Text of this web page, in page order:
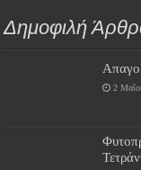
Δημοφιλή
2